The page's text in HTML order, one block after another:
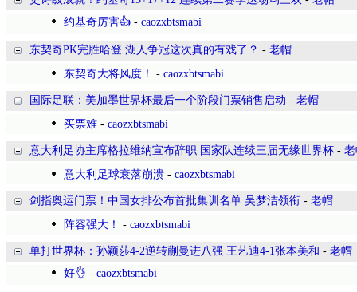
约基奇厉害👍 - caozxbtsmabi
东契奇PK完胜哈登 湖人争冠这次真的有戏了？ - 老帽
东契奇大将风度！
- caozxbtsmabi
国际足联：美加墨世界杯最后一个阶段门票销售启动 - 老帽
买票难 - caozxbtsmabi
意大利足协主席格拉维纳宣布辞职 国家队连续三届无缘世界杯 -
意大利足球衰落崩溃 - caozxbtsmabi
剑指奥运门票！中国女排公布首批集训名单 吴梦洁领衔 - 老帽
阵容强大！
- caozxbtsmabi
单打世界杯：孙颖莎4-2逆转蒯曼进八强 王艺迪4-1张本美和 - 老帽
好👌 - caozxbtsmabi